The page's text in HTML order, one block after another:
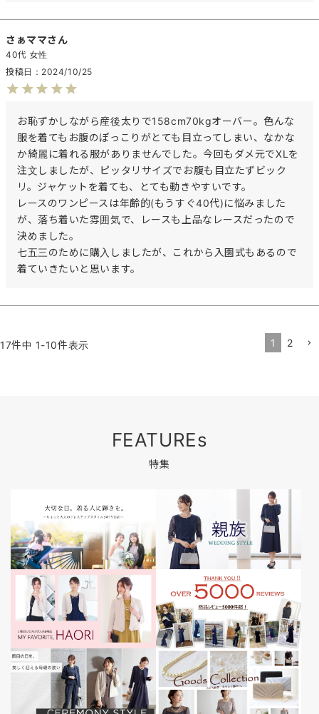
さぁママ
40代 女性
投稿日
2024/10/25
お恥ずかしながら産後太りで158cm70kgオーバー。色んな
服を着てもお腹のぽっこりがとても目立ってしまい、なかな
か綺麗に着れる服がありませんでした。今回もダメ元でXLを
注文しましたが、ピッタリサイズでお腹も目立たずビック
リ。ジャケットを着ても、とても動きやすいです。
レースのワンピースは年齢的(もうすぐ40代)に悩みました
が、落ち着いた雰囲気で、レースも上品なレースだったので
決めました。
七五三のために購入しましたが、これから入園式もあるので
着ていきたいと思います。
17件中 1-10件表示 1 2
FEATUREs
特集